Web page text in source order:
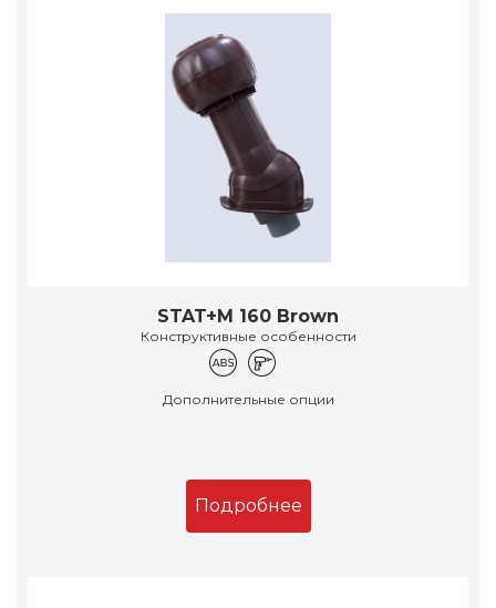
STAT+M 160 Brown
Конструктивные особенности
Дополнительные опции
Подробнее